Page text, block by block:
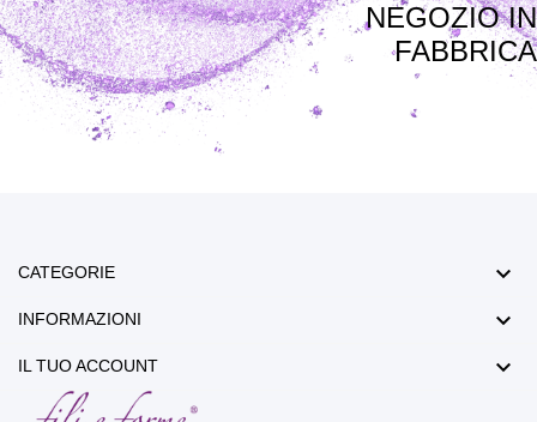
NEGOZIO IN
FABBRICA
CATEGORIE 
INFORMAZIONI 
IL TUO ACCOUNT 